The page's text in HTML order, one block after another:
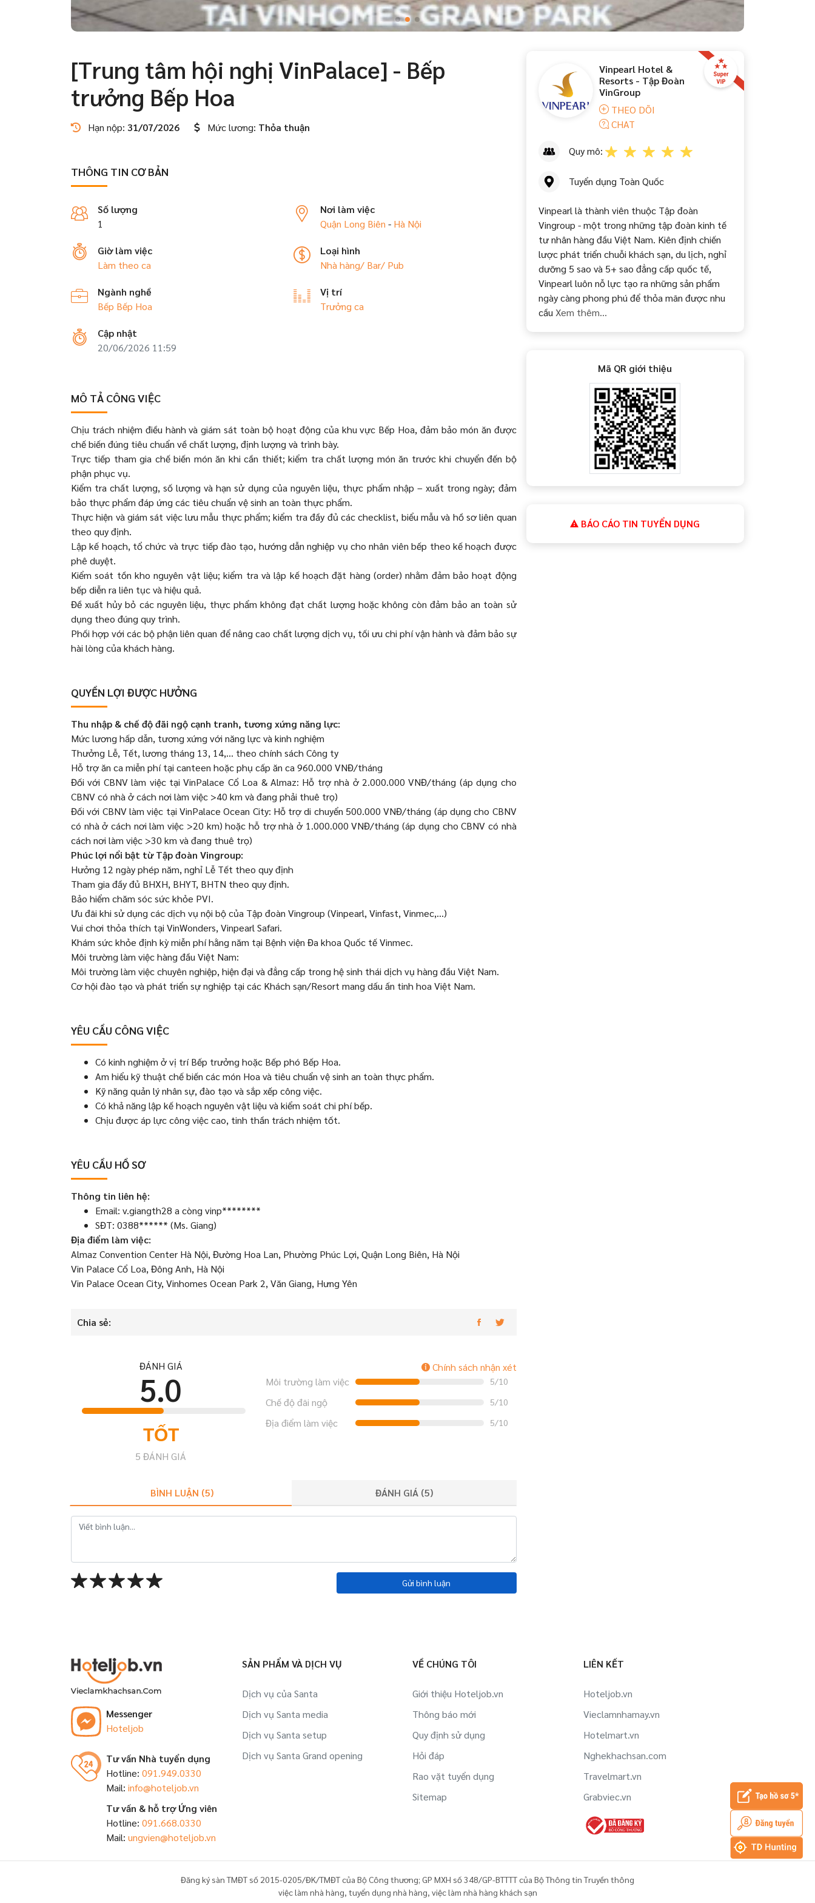
[Trung tâm hội nghị VinPalace] - Bếp
trưởng Bếp Hoa
Hạn nộp: 31/07/2026 Mức lương: Thỏa thuận
THÔNG TIN CƠ BẢN
Số lượng
1
Nơi làm việc
Quận Long Biên - Hà Nội
Giờ làm việc
Làm theo ca
Loại hình
Nhà hàng/ Bar/ Pub
Ngành nghề
Bếp Bếp Hoa
Vị trí
Trưởng ca
Cập nhật
20/06/2026 11:59
MÔ TẢ CÔNG VIỆC
Chịu trách nhiệm điều hành và giám sát toàn bộ hoạt động của khu vực Bếp Hoa, đảm bảo món ăn được
chế biến đúng tiêu chuẩn về chất lượng, định lượng và trình bày.
Trực tiếp tham gia chế biến món ăn khi cần thiết; kiểm tra chất lượng món ăn trước khi chuyển đến bộ
phận phục vụ.
Kiểm tra chất lượng, số lượng và hạn sử dụng của nguyên liệu, thực phẩm nhập – xuất trong ngày; đảm
bảo thực phẩm đáp ứng các tiêu chuẩn vệ sinh an toàn thực phẩm.
Thực hiện và giám sát việc lưu mẫu thực phẩm; kiểm tra đầy đủ các checklist, biểu mẫu và hồ sơ liên quan
theo quy định.
Lập kế hoạch, tổ chức và trực tiếp đào tạo, hướng dẫn nghiệp vụ cho nhân viên bếp theo kế hoạch được
phê duyệt.
Kiểm soát tồn kho nguyên vật liệu; kiểm tra và lập kế hoạch đặt hàng (order) nhằm đảm bảo hoạt động
bếp diễn ra liên tục và hiệu quả.
Đề xuất hủy bỏ các nguyên liệu, thực phẩm không đạt chất lượng hoặc không còn đảm bảo an toàn sử
dụng theo đúng quy trình.
Phối hợp với các bộ phận liên quan để nâng cao chất lượng dịch vụ, tối ưu chi phí vận hành và đảm bảo sự
hài lòng của khách hàng.
QUYỀN LỢI ĐƯỢC HƯỞNG
Thu nhập & chế độ đãi ngộ cạnh tranh, tương xứng năng lực:
Mức lương hấp dẫn, tương xứng với năng lực và kinh nghiệm
Thưởng Lễ, Tết, lương tháng 13, 14,… theo chính sách Công ty
Hỗ trợ ăn ca miễn phí tại canteen hoặc phụ cấp ăn ca 960.000 VNĐ/tháng
Đối với CBNV làm việc tại VinPalace Cổ Loa & Almaz: Hỗ trợ nhà ở 2.000.000 VNĐ/tháng (áp dụng cho
CBNV có nhà ở cách nơi làm việc >40 km và đang phải thuê trọ)
Đối với CBNV làm việc tại VinPalace Ocean City: Hỗ trợ di chuyển 500.000 VNĐ/tháng (áp dụng cho CBNV
có nhà ở cách nơi làm việc >20 km) hoặc hỗ trợ nhà ở 1.000.000 VNĐ/tháng (áp dụng cho CBNV có nhà
cách nơi làm việc >30 km và đang thuê trọ)
Phúc lợi nổi bật từ Tập đoàn Vingroup:
Hưởng 12 ngày phép năm, nghỉ Lễ Tết theo quy định
Tham gia đầy đủ BHXH, BHYT, BHTN theo quy định.
Bảo hiểm chăm sóc sức khỏe PVI.
Ưu đãi khi sử dụng các dịch vụ nội bộ của Tập đoàn Vingroup (Vinpearl, Vinfast, Vinmec,...)
Vui chơi thỏa thích tại VinWonders, Vinpearl Safari.
Khám sức khỏe định kỳ miễn phí hằng năm tại Bệnh viện Đa khoa Quốc tế Vinmec.
Môi trường làm việc hàng đầu Việt Nam:
Môi trường làm việc chuyên nghiệp, hiện đại và đẳng cấp trong hệ sinh thái dịch vụ hàng đầu Việt Nam.
Cơ hội đào tạo và phát triển sự nghiệp tại các Khách sạn/Resort mang dấu ấn tinh hoa Việt Nam.
YÊU CẦU CÔNG VIỆC
Có kinh nghiệm ở vị trí Bếp trưởng hoặc Bếp phó Bếp Hoa.
Am hiểu kỹ thuật chế biến các món Hoa và tiêu chuẩn vệ sinh an toàn thực phẩm.
Kỹ năng quản lý nhân sự, đào tạo và sắp xếp công việc.
Có khả năng lập kế hoạch nguyên vật liệu và kiểm soát chi phí bếp.
Chịu được áp lực công việc cao, tinh thần trách nhiệm tốt.
YÊU CẦU HỒ SƠ
Thông tin liên hệ:
Email: v.giangth28 a còng vinp********
SĐT: 0388****** (Ms. Giang)
Địa điểm làm việc:
Almaz Convention Center Hà Nội, Đường Hoa Lan, Phường Phúc Lợi, Quận Long Biên, Hà Nội
Vin Palace Cổ Loa, Đông Anh, Hà Nội
Vin Palace Ocean City, Vinhomes Ocean Park 2, Văn Giang, Hưng Yên
Chia sẻ:
ĐÁNH GIÁ
5.0
TỐT
5 ĐÁNH GIÁ
Chính sách nhận xét
Môi trường làm việc
5/10
Chế độ đãi ngộ 5/10
Địa điểm làm việc 5/10
BÌNH LUẬN (5) ĐÁNH GIÁ (5)
Gửi bình luận
Vinpearl Hotel &
Resorts - Tập Đoàn
VinGroup
THEO DÕI
CHAT
Quy mô:
Tuyển dụng Toàn Quốc
Vinpearl là thành viên thuộc Tập đoàn
Vingroup - một trong những tập đoàn kinh tế
tư nhân hàng đầu Việt Nam. Kiên định chiến
lược phát triển chuỗi khách sạn, du lịch, nghỉ
dưỡng 5 sao và 5+ sao đẳng cấp quốc tế,
Vinpearl luôn nỗ lực tạo ra những sản phẩm
ngày càng phong phú để thỏa mãn được nhu
cầu Xem thêm...
Mã QR giới thiệu
BÁO CÁO TIN TUYỂN DỤNG
Messenger
Hoteljob
Tư vấn Nhà tuyển dụng
Hotline: 091.949.0330
Mail: info@hoteljob.vn
Tư vấn & hỗ trợ Ứng viên
Hotline: 091.668.0330
Mail: ungvien@hoteljob.vn
SẢN PHẨM VÀ DỊCH VỤ
Dịch vụ của Santa
Dịch vụ Santa media
Dịch vụ Santa setup
Dịch vụ Santa Grand opening
VỀ CHÚNG TÔI
Giới thiệu Hoteljob.vn
Thông báo mới
Quy định sử dụng
Hỏi đáp
Rao vặt tuyển dụng
Sitemap
LIÊN KẾT
Hoteljob.vn
Vieclamnhamay.vn
Hotelmart.vn
Nghekhachsan.com
Travelmart.vn
Grabviec.vn
Đăng ký sàn TMĐT số 2015-0205/ĐK/TMĐT của Bộ Công thương; GP MXH số 348/GP-BTTTT của Bộ Thông tin Truyền thông
việc làm nhà hàng, tuyển dụng nhà hàng, việc làm nhà hàng khách sạn